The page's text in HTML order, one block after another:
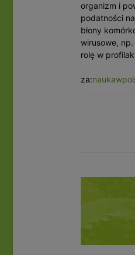
organizm i
podatności
błony
wirusowe,
rolę w
za: